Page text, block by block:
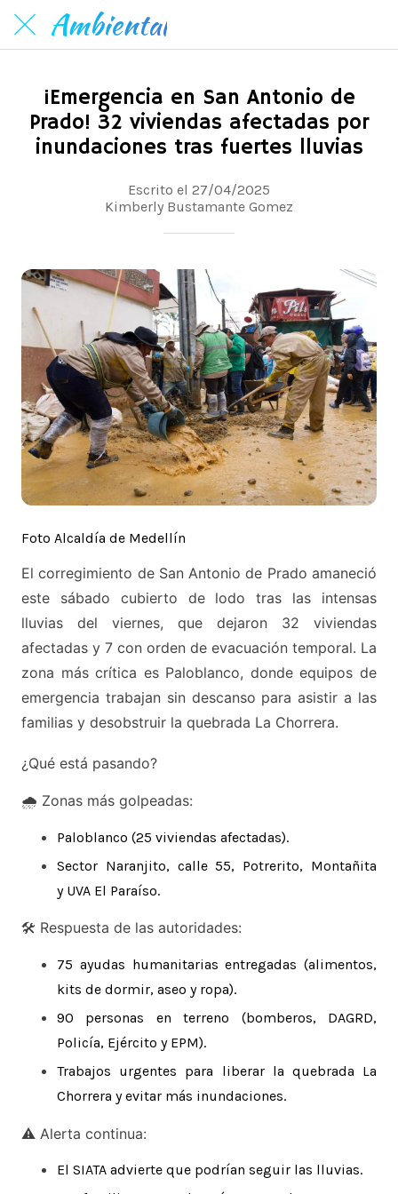
Ambiental
¡Emergencia en San Antonio de
Prado! 32 viviendas afectadas por
inundaciones tras fuertes lluvias
Escrito el 27/04/2025
Kimberly Bustamante Gomez
Foto Alcaldía de Medellín
El corregimiento de San Antonio de Prado amaneció
este sábado cubierto de lodo tras las intensas
lluvias del viernes, que dejaron 32 viviendas
afectadas y 7 con orden de evacuación temporal. La
zona más crítica es Paloblanco, donde equipos de
emergencia trabajan sin descanso para asistir a las
familias y desobstruir la quebrada La Chorrera.
¿Qué está pasando?
🌧️ Zonas más golpeadas:
Paloblanco (25 viviendas afectadas).
Sector Naranjito, calle 55, Potrerito, Montañita
y UVA El Paraíso.
🛠️ Respuesta de las autoridades:
75 ayudas humanitarias entregadas (alimentos,
kits de dormir, aseo y ropa).
90 personas en terreno (bomberos, DAGRD,
Policía, Ejército y EPM).
Trabajos urgentes para liberar la quebrada La
Chorrera y evitar más inundaciones.
⚠️ Alerta continua:
El SIATA advierte que podrían seguir las lluvias.